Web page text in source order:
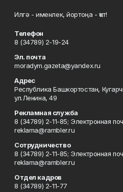
Илгә - именлек, йортоңа - ҡот!
Телефон
8 (34789) 2-19-24
Эл. почта
moradym.gazeta@yandex.ru
Адрес
Республика Башкортостан,
ул.Ленина, 49
Рекламная служба
8 (34789) 2-11-85; Электронная
reklama@rambler.ru
Сотрудничество
8 (34789) 2-11-85; Электронная
reklama@rambler.ru
Отдел кадров
8 (34789) 2-11-77